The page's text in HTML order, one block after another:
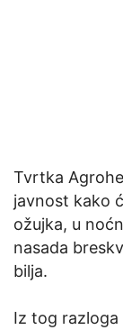
Tvrtka
javnost kako
ožujka, u
nasada
bilja.
Iz tog razloga